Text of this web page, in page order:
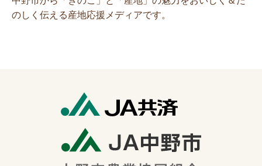
のしく伝える産地応援メディアです。